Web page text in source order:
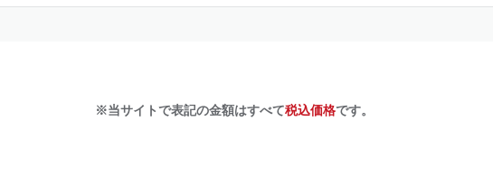
※当サイトで表記の金額はすべて税込価格です。